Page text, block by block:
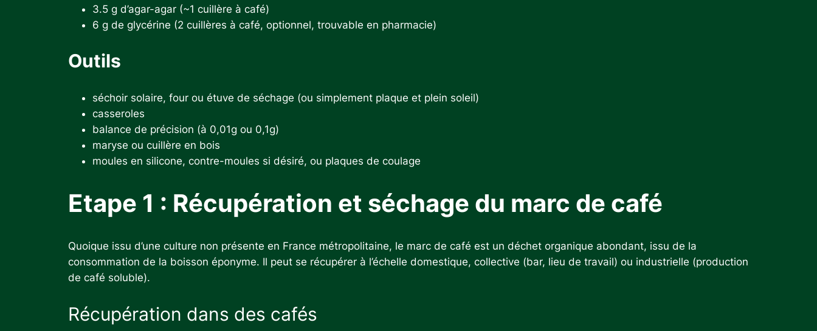
3.5 g d’agar-agar (~1 cuillère à café)
6 g de glycérine (2 cuillères à café, optionnel, trouvable en pharmacie)
Outils
séchoir solaire, four ou étuve de séchage (ou simplement plaque et plein soleil)
casseroles
balance de précision (à 0,01g ou 0,1g)
maryse ou cuillère en bois
moules en silicone, contre-moules si désiré, ou plaques de coulage
Etape 1 : Récupération et séchage du marc de café
Quoique issu d’une culture non présente en France métropolitaine, le marc de café est un déchet organique abondant, issu de la
consommation de la boisson éponyme. Il peut se récupérer à l’échelle domestique, collective (bar, lieu de travail) ou industrielle (production
de café soluble).
Récupération dans des cafés